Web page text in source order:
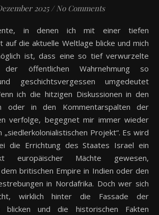
2025 / No Comments
auf die aktuelle Weltlage blicke und mich
ist, dass eine so tief verwurzelte
öffentlichen Wahrnehmung so
geschichtsvergessen umgedeutet
ich die hitzigen Diskussionen in den
oder in den Kommentarspalten der
verfolge, begegnet mir immer wieder
Projekt“. Es wird
die Errichtung des Staates Israel ein
europäischer Mächte gewesen,
britischen Empire in Indien oder den
in Nordafrika. Doch wer sich
wirklich hinter die Fassade der
blicken und die historischen Fakten